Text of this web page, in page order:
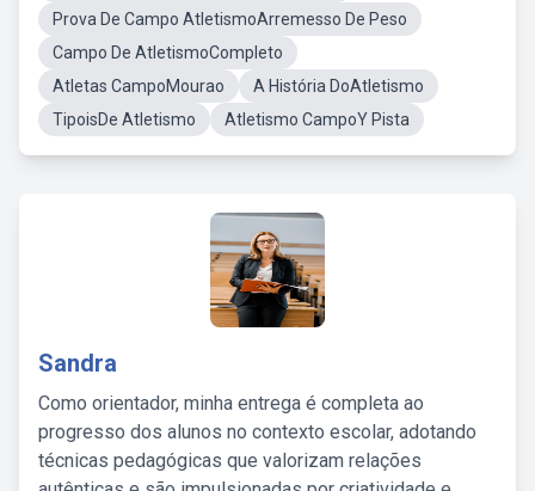
Prova De Campo AtletismoArremesso De Peso
Campo De AtletismoCompleto
Atletas CampoMourao
A História DoAtletismo
TipoisDe Atletismo
Atletismo CampoY Pista
Sandra
Como orientador, minha entrega é completa ao
progresso dos alunos no contexto escolar, adotando
técnicas pedagógicas que valorizam relações